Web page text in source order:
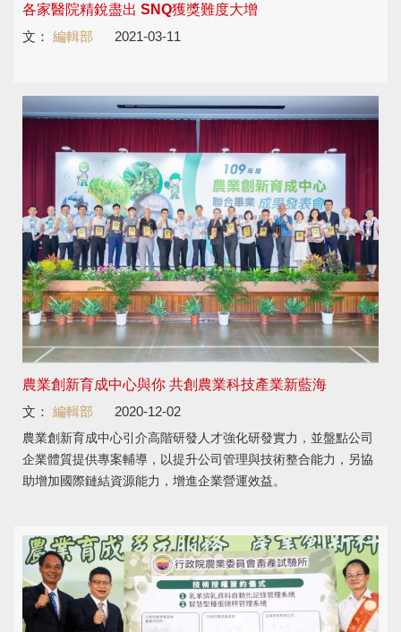
各家醫院精銳盡出 SNQ獲獎難度大增
文： 編輯部 2021-03-11
農業創新育成中心與你 共創農業科技產業新藍海
文： 編輯部 2020-12-02
農業創新育成中心引介高階研發人才強化研發實力，並盤點公司
企業體質提供專案輔導，以提升公司管理與技術整合能力，另協
助增加國際鏈結資源能力，增進企業營運效益。